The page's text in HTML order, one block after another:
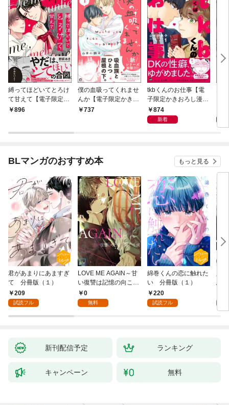
縛ってほどいてとろけ
て甘えて【電子限定か
きおろし漫画付】
896
僕の血吸ってくれませ
んか【電子限定かきお
ろし漫画付】 1
737
tkbくんのお仕事【電
子限定かきおろし漫画
付】 （1）
874
新着
BLマンガのおすすめ本 もっと見る
君があまりにあますぎ
て 分冊版（１）
209
試読フル
LOVE ME AGAIN～甘
い復讐は記憶の向こう
側～【全年齢版】(1)
0
無料
綿巻くんの恋に触れた
い 分冊版（１）
220
試読フル
悪
新刊配信予定 ランキング
キャンペーン 無料